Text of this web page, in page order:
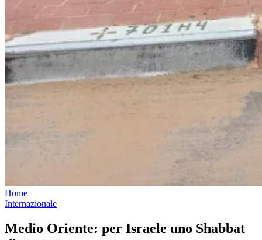
Home
Internazionale
Medio Oriente: per Israele uno Shabbat